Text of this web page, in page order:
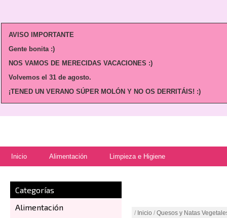
AVISO IMPORTANTE
Gente bonita :)
NOS VAMOS DE MERECIDAS VACACIONES :)
Volvemos el 31 de agosto.
¡TENED UN VERANO SÚPER MOLÓN Y NO OS DERRITÁIS! :)
Inicio Alimentación Limpieza e Higiene
Categorías
Alimentación
/ Inicio / Quesos y Natas